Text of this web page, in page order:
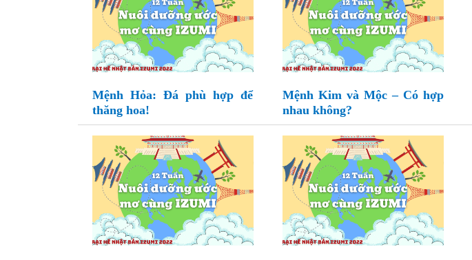
Mệnh Hỏa: Đá phù hợp để
thăng hoa!
Mệnh Kim và Mộc – Có hợp
nhau không?